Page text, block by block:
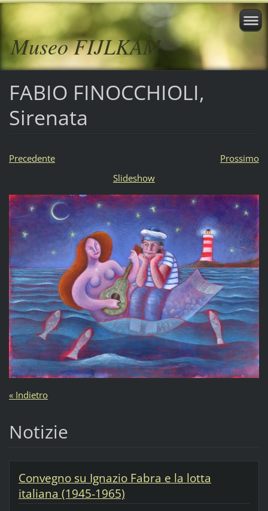
Museo FIJLKAM
FABIO FINOCCHIOLI,
Sirenata
Precedente
Prossimo
Slideshow
« Indietro
Notizie
Convegno su Ignazio Fabra e la lotta
italiana (1945-1965)